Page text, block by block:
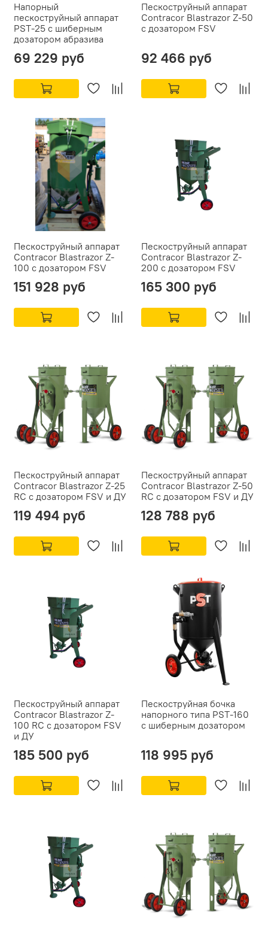
Напорный
пескоструйный аппарат
PST-25 с шиберным
дозатором абразива
69 229 руб
Пескоструйный аппарат
Contracor Blastrazor Z-50
с дозатором FSV
92 466 руб
Пескоструйный аппарат
Сontracor Blastrazor Z-
100 с дозатором FSV
151 928 руб
Пескоструйный аппарат
Contracor Blastrazor Z-
200 с дозатором FSV
165 300 руб
Пескоструйный аппарат
Contracor Blastrazor Z-25
RC с дозатором FSV и ДУ
119 494 руб
Пескоструйный аппарат
Contracor Blastrazor Z-50
RC с дозатором FSV и ДУ
128 788 руб
Пескоструйный аппарат
Contracor Blastrazor Z-
100 RC с дозатором FSV
и ДУ
185 500 руб
Пескоструйная бочка
напорного типа PST-160
с шиберным дозатором
118 995 руб